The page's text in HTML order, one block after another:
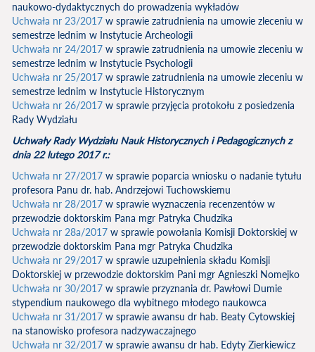
naukowo-dydaktycznych do prowadzenia wykładów
Uchwała nr 23/2017 w sprawie zatrudnienia na umowie zleceniu w
semestrze lednim w Instytucie Archeologii
Uchwała nr 24/2017 w sprawie zatrudnienia na umowie zleceniu w
semestrze lednim w Instytucie Psychologii
Uchwała nr 25/2017 w sprawie zatrudnienia na umowie zleceniu w
semestrze lednim w Instytucie Historycznym
Uchwała nr 26/2017 w sprawie przyjęcia protokołu z posiedzenia
Rady Wydziału
Uchwały Rady Wydziału Nauk Historycznych i Pedagogicznych z
dnia 22 lutego 2017 r.:
Uchwała nr 27/2017 w sprawie poparcia wniosku o nadanie tytułu
profesora Panu dr. hab. Andrzejowi Tuchowskiemu
Uchwała nr 28/2017 w sprawie wyznaczenia recenzentów w
przewodzie doktorskim Pana mgr Patryka Chudzika
Uchwała nr 28a/2017 w sprawie powołania Komisji Doktorskiej w
przewodzie doktorskim Pana mgr Patryka Chudzika
Uchwała nr 29/2017 w sprawie uzupełnienia składu Komisji
Doktorskiej w przewodzie doktorskim Pani mgr Agnieszki Nomejko
Uchwała nr 30/2017 w sprawie przyznania dr. Pawłowi Dumie
stypendium naukowego dla wybitnego młodego naukowca
Uchwała nr 31/2017 w sprawie awansu dr hab. Beaty Cytowskiej
na stanowisko profesora nadzywaczajnego
Uchwała nr 32/2017 w sprawie awansu dr hab. Edyty Zierkiewicz